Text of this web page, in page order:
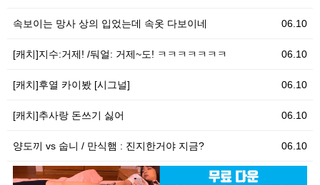
06.10
속보이는 망사 상의 입었는데 속옷 다보이네
06.10
[캐치]지수:거제! /둬얼: 거제~도! ㅋㅋㅋㅋㅋㅋㅋ
06.10
[캐치]후열 카이봤 [시그널]
06.10
[캐치]추사랑 돈쓰기 싫어
06.10
양도끼 vs 숩니 / 만식햄 : 진지한거야 지금?